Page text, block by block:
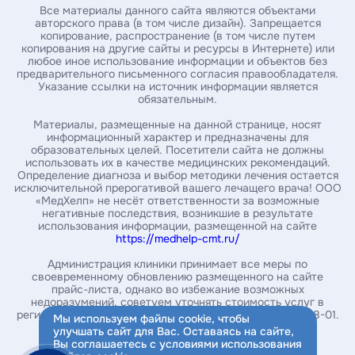
Все материалы данного сайта являются объектами
авторского права (в том числе дизайн). Запрещается
копирование, распространение (в том числе путем
копирования на другие сайты и ресурсы в Интернете) или
любое иное использование информации и объектов без
предварительного письменного согласия правообладателя.
Указание ссылки на источник информации является
обязательным.
Материалы, размещенные на данной странице, носят
информационный характер и предназначены для
образовательных целей. Посетители сайта не должны
использовать их в качестве медицинских рекомендаций.
Определение диагноза и выбор методики лечения остается
исключительной прерогативой вашего лечащего врача! ООО
«МедХелп» не несёт ответственности за возможные
негативные последствия, возникшие в результате
использования информации, размещенной на сайте
https://medhelp-cmt.ru/
Администрация клиники принимает все меры по
своевременному обновлению размещенного на сайте
прайс-листа, однако во избежание возможных
недоразумений, советуем уточнять стоимость услуг в
регистратуре или в контакт-центре по телефону 234-08-01.
Мы используем файлы cookie, чтобы
улучшать сайт для Вас. Оставаясь на сайте,
Вы соглашаетесь с условиями использования
Введите номер амбулаторной карты
За какой год / годы вы хотите получить справку *
Укажите почту, на которую нужно выслать справку*
Введите ваш номер телефона
обработки персональных данных
Заказать справку